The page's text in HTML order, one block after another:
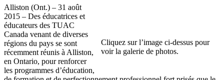
Cliquez sur l’image ci-dessus pour
voir la galerie de photos.
Alliston (Ont.) – 31 août
2015 – Des éducatrices et
éducateurs des TUAC
Canada venant de diverses
régions du pays se sont
récemment réunis à Alliston,
en Ontario, pour renforcer
les programmes d’éducation,